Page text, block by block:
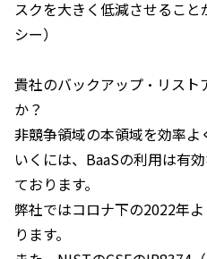
スクを大きく低減させるこ
シー）
貴社のバックアップ・リスト
か？
非競争領域の本領域を効率
いくには、 BaaSの利用は有
ております。
弊社ではコロナ下の2022年よ
ります。